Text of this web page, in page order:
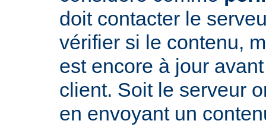
doit contacter le
vérifier si le contenu,
est encore à jour
client. Soit le serveur
en envoyant un